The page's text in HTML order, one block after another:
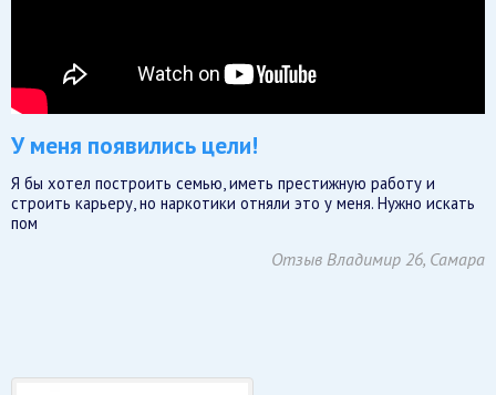
У меня появились цели!
Я бы хотел построить семью, иметь престижную работу и
строить карьеру, но наркотики отняли это у меня. Нужно искать
пом
Отзыв Владимир 26, Самара